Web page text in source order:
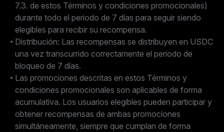
7.3. de estos Términos y condiciones promocionales)
durante todo el periodo de 7 días para seguir siendo
elegibles para recibir su recompensa.
Distribución: Las recompensas se distribuyen en USDC
una vez transcurrido correctamente el periodo de
bloqueo de 7 días.
Las promociones descritas en estos Términos y
condiciones promocionales son aplicables de forma
acumulativa. Los usuarios elegibles pueden participar y
obtener recompensas de ambas promociones
simultáneamente, siempre que cumplan de forma